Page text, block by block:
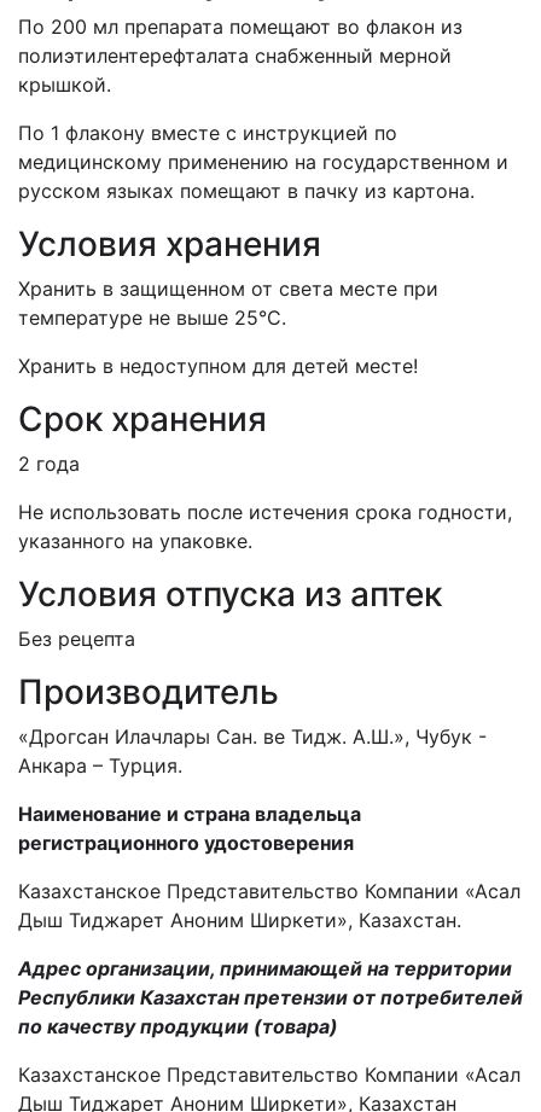
По 200 мл препарата помещают во флакон из
полиэтилентерефталата снабженный мерной
крышкой.
По 1 флакону вместе с инструкцией по
медицинскому применению на государственном и
русском языках помещают в пачку из картона.
Условия хранения
Хранить в защищенном от света месте при
температуре не выше 25°С.
Хранить в недоступном для детей месте!
Срок хранения
2 года
Не использовать после истечения срока годности,
указанного на упаковке.
Условия отпуска из аптек
Без рецепта
Производитель
«Дрогсан Илачлары Сан. ве Тидж. А.Ш.», Чубук -
Анкара – Турция.
Наименование и страна владельца
регистрационного удостоверения
Казахстанское Представительство Компании «Асал
Дыш Тиджарет Аноним Ширкети», Казахстан.
Адрес организации, принимающей на территории
Республики Казахстан претензии от потребителей
по качеству продукции (товара)
Казахстанское Представительство Компании «Асал
Дыш Тиджарет Аноним Ширкети», Казахстан